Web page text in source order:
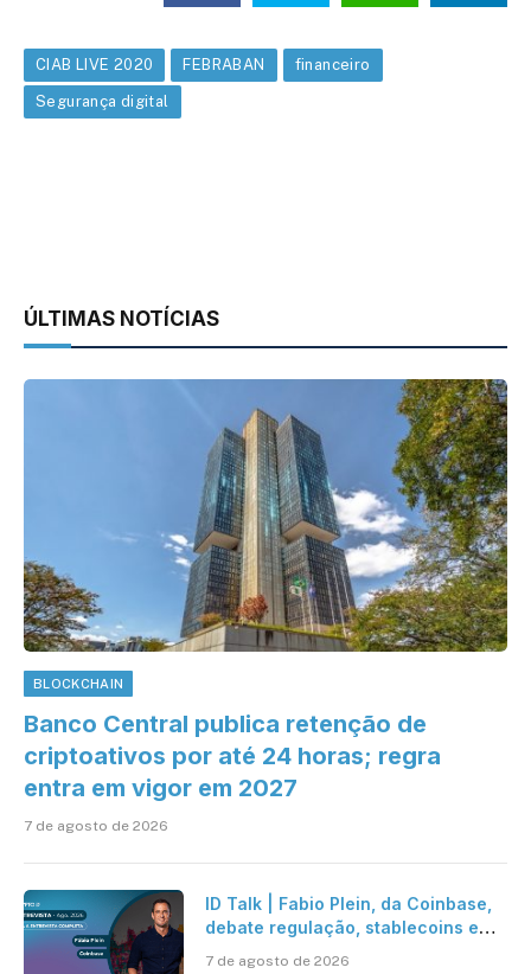
CIAB LIVE 2020 FEBRABAN financeiro
Segurança digital
ÚLTIMAS NOTÍCIAS
BLOCKCHAIN
Banco Central publica retenção de
criptoativos por até 24 horas; regra
entra em vigor em 2027
7 de agosto de 2026
ID Talk | Fabio Plein, da Coinbase,
debate regulação, stablecoins e
7 de agosto de 2026